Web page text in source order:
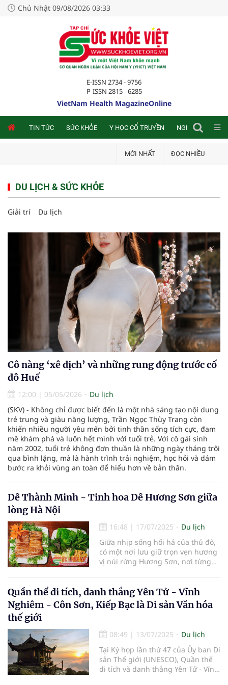
Chủ Nhật 09/08/2026 03:33
E-ISSN 2734 - 9756
P-ISSN 2815 - 6285
VietNam Health MagazineOnline
TIN TỨC SỨC KHỎE Y HỌC CỔ TRUYỀN NGHIÊN CỨU
MỚI NHẤT ĐỌC NHIỀU
DU LỊCH & SỨC KHỎE
Giải trí Du lịch
Cô nàng ‘xê dịch’ và những rung động trước cố
đô Huế
12:00 | 05/05/2026
Du lịch
(SKV) - Không chỉ được biết đến là một nhà sáng tạo nội dung
trẻ trung và giàu năng lượng, Trần Ngọc Thùy Trang còn
khiến nhiều người yêu mến bởi tinh thần sống tích cực, đam
mê khám phá và luôn hết mình với tuổi trẻ. Với cô gái sinh
năm 2002, tuổi trẻ không đơn thuần là những ngày tháng trôi
qua bình lặng, mà là hành trình trải nghiệm, học hỏi và dám
bước ra khỏi vùng an toàn để hiểu hơn về bản thân.
Dê Thành Minh - Tinh hoa Dê Hương Sơn giữa
lòng Hà Nội
16:48 | 17/07/2025
Du lịch
Giữa nhịp sống hối hả của thủ đô,
có một nơi lưu giữ trọn vẹn hương
vị núi rừng Hương Sơn, nơi từng
truyền thống ẩm thực.
Quần thể di tích, danh thắng Yên Tử - Vĩnh
Nghiêm - Côn Sơn, Kiếp Bạc là Di sản Văn hóa
thế giới
08:49 | 13/07/2025
Du lịch
Tại Kỳ họp lần thứ 47 của Ủy ban Di
sản Thế giới (UNESCO), Quần thể
di tích và danh thắng Yên Tử - Vĩnh